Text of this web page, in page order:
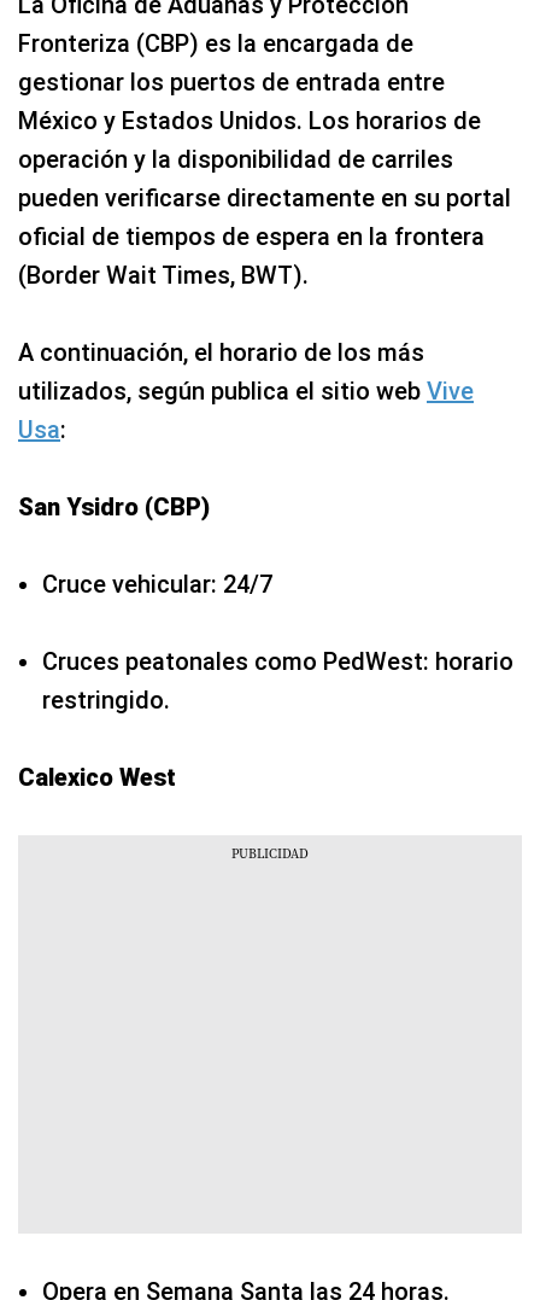
Fronteriza (CBP) es la encargada de
gestionar los puertos de entrada entre
México y Estados Unidos. Los horarios de
operación y la disponibilidad de carriles
pueden verificarse directamente en su portal
oficial de tiempos de espera en la frontera
(Border Wait Times, BWT).
A continuación, el horario de los más
utilizados, según publica el sitio web Vive
Usa:
San Ysidro (CBP)
Cruce vehicular: 24/7
Cruces peatonales como PedWest: horario
restringido.
Calexico West
Opera en Semana Santa las 24 horas.